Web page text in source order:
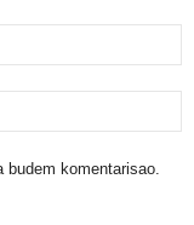
komentarisao.